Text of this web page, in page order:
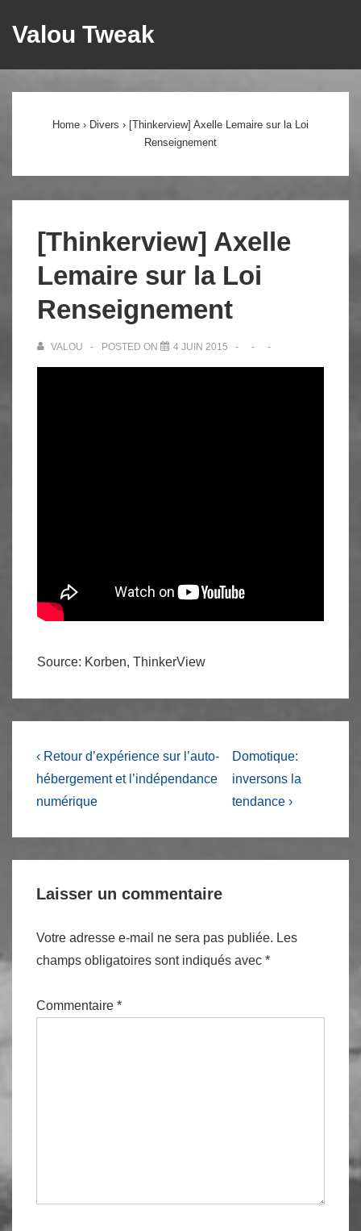
passer
Valou Tweak
Home › Divers › [Thinkerview] Axelle Lemaire sur la Loi
Renseignement
[Thinkerview] Axelle
Lemaire sur la Loi
Renseignement
VALOU POSTED ON 4 JUIN 2015
Source: Korben, ThinkerView
Navigation
de
l’article
Previous
Post
is
‹ Retour d’expérience sur l’auto-
hébergement et l’indépendance
numérique
Next
Post
is
Domotique:
inversons la
tendance ›
Laisser un commentaire
Votre adresse e-mail ne sera pas publiée. Les
champs obligatoires sont indiqués avec *
Commentaire *